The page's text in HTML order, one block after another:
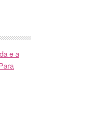
e a